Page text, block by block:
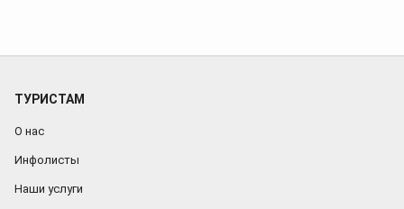
ТУРИСТАМ
О нас
Инфолисты
Наши услуги